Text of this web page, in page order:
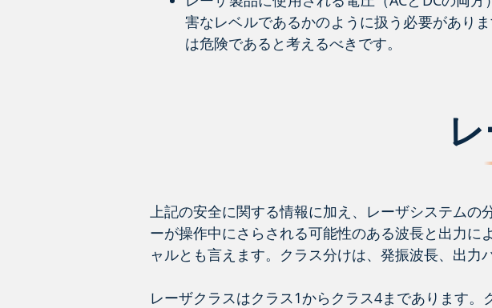
害なレベルであるかのように扱う必要があり
は危険であると考えるべきです。
上記の安全に関する情報に加え、レーザシステム
ーが操作中にさらされる可能性のある波長と出力
ャルとも言えます。クラス分けは、発振波長、出力
レーザクラスはクラス1からクラス4まであります